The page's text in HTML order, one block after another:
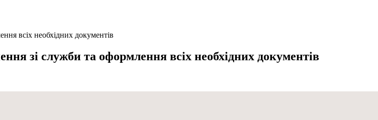
всіх необхідних документів
зі служби та оформлення всіх необхідних документів